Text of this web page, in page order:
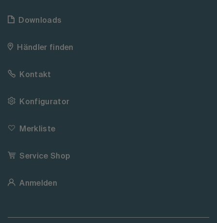
Downloads
Händler finden
Kontakt
Konfigurator
Merkliste
Service Shop
Anmelden